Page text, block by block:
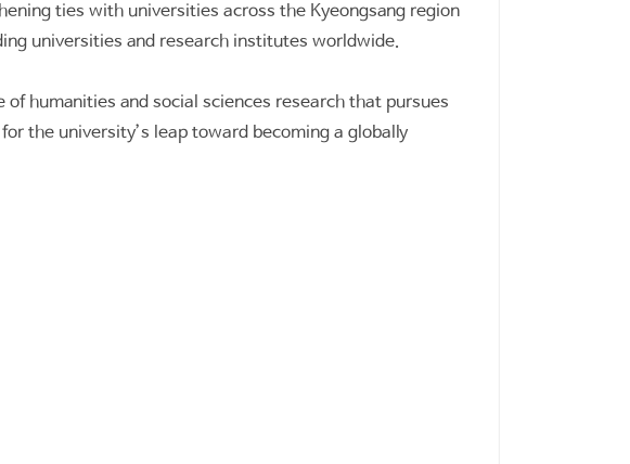
ties with universities across the Kyeongsang region
universities and research institutes worldwide.
humanities and social sciences research that pursues
the university’s leap toward becoming a globally